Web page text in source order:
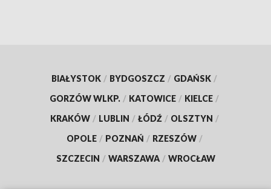
BIAŁYSTOK / BYDGOSZCZ / GDAŃSK /
GORZÓW WLKP. / KATOWICE / KIELCE /
KRAKÓW / LUBLIN / ŁÓDŹ / OLSZTYN /
OPOLE / POZNAŃ / RZESZÓW /
SZCZECIN / WARSZAWA / WROCŁAW